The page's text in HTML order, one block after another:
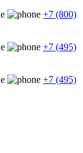
+7 (800)
+7 (495)
+7 (495)